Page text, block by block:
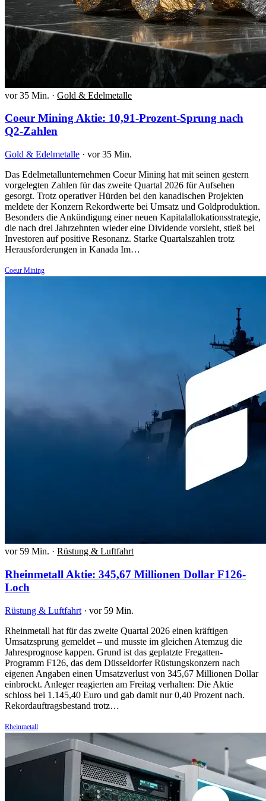
vor 35 Min. · Gold & Edelmetalle
Coeur Mining Aktie: 10,91-Prozent-Sprung nach
Q2-Zahlen
Gold & Edelmetalle · vor 35 Min.
Das Edelmetallunternehmen Coeur Mining hat mit seinen gestern
vorgelegten Zahlen für das zweite Quartal 2026 für Aufsehen
gesorgt. Trotz operativer Hürden bei den kanadischen Projekten
meldete der Konzern Rekordwerte bei Umsatz und Goldproduktion.
Besonders die Ankündigung einer neuen Kapitalallokationsstrategie,
die nach drei Jahrzehnten wieder eine Dividende vorsieht, stieß bei
Investoren auf positive Resonanz. Starke Quartalszahlen trotz
Herausforderungen in Kanada Im…
Coeur Mining
vor 59 Min. · Rüstung & Luftfahrt
Rheinmetall Aktie: 345,67 Millionen Dollar F126-
Loch
Rüstung & Luftfahrt · vor 59 Min.
Rheinmetall hat für das zweite Quartal 2026 einen kräftigen
Umsatzsprung gemeldet – und musste im gleichen Atemzug die
Jahresprognose kappen. Grund ist das geplatzte Fregatten-
Programm F126, das dem Düsseldorfer Rüstungskonzern nach
eigenen Angaben einen Umsatzverlust von 345,67 Millionen Dollar
einbrockt. Anleger reagierten am Freitag verhalten: Die Aktie
schloss bei 1.145,40 Euro und gab damit nur 0,40 Prozent nach.
Rekordauftragsbestand trotz…
Rheinmetall